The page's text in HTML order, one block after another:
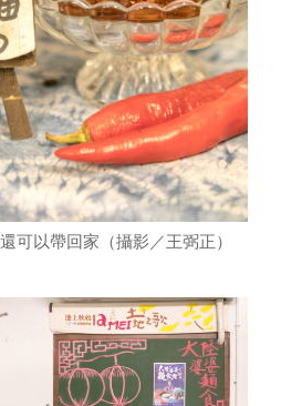
可以帶回家（攝影／王弼正）